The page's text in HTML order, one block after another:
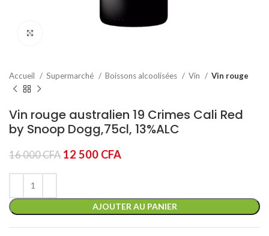
Accueil Supermarché Boissons alcoolisées Vin Vin rouge
Vin rouge australien 19 Crimes Cali Red
by Snoop Dogg,75cl, 13%ALC
16 000CFA Le
000 CFA.
12 500 CFA
12
500 CFA.
AJOUTER AU PANIER